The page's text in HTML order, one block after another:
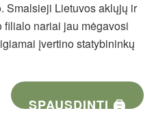
Smalsieji Lietuvos aklųjų ir
nariai jau mėgavosi
įvertino statybininkų
SPAUSDINTI 🖨